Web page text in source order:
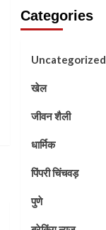
Categories
Uncategorized
खेल
जीवन शैली
धार्मिक
पिंपरी चिंचवड़
पुणे